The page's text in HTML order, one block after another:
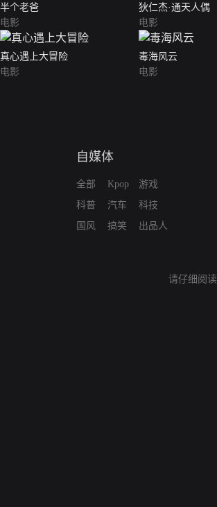
半个老爸
电影
狄仁杰·通天人偶
电影
真心遇上大冒险
电影
毒海风云
电影
自媒体
全部
科普
国风
Kpop
汽车
搞笑
游戏
科技
出品人
请仔细阅读